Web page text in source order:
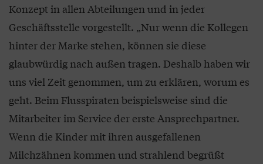
Konzept in allen Abteilungen und in jeder
Geschäftsstelle vorgestellt. „Nur wenn die Kollegen
hinter der Marke stehen, können sie diese
glaubwürdig nach außen tragen. Deshalb haben wir
uns viel Zeit genommen, um zu erklären, worum es
geht. Beim Flusspiraten beispielsweise sind die
Mitarbeiter im Service der erste Ansprechpartner.
Wenn die Kinder mit ihren ausgefallenen
Milchzähnen kommen und strahlend begrüßt